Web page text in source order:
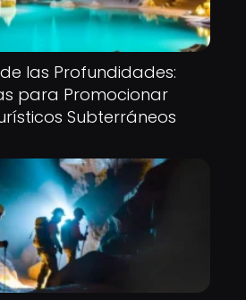
las Profundidades:
para Promocionar
Subterráneos